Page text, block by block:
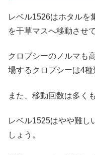
レベル1526はホタルを
を干草マスへ移動させ
クロプシーのノルマも
場するクロプシーは4種
また、移動回数は多く
レベル1525はやや難し
しょう。